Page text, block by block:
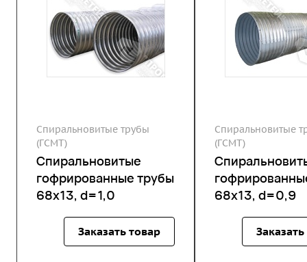
Спиральновитые трубы
(ГСМТ)
Спиральновитые
гофрированные трубы
68х13, d=1,0
Заказать товар
Спиральновитые
(ГСМТ)
68х13, d=0,9